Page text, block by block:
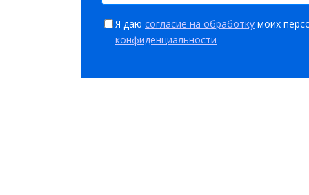
Я даю согласие на обработку моих
конфиденциальности